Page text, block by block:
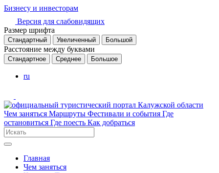
Бизнесу и инвесторам
Версия для слабовидящих
Размер шрифта
Стандартный Увеличенный Большой
Расстояние между буквами
Стандартное Среднее Большое
ru
Чем заняться Маршруты Фестивали и события Где
остановиться Где поесть Как добраться
Главная
Чем заняться